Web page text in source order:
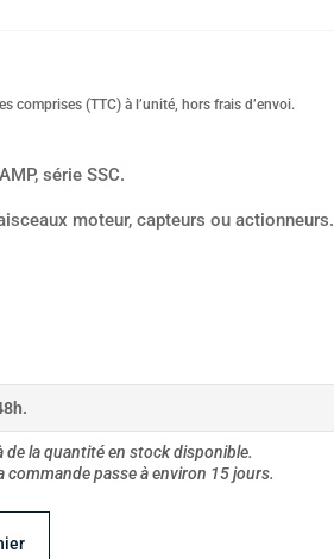
comprises (TTC) à l’unité, hors frais d’envoi.
série SSC.
moteur, capteurs ou actionneurs.
la quantité en stock disponible.
commande passe à environ 15 jours.